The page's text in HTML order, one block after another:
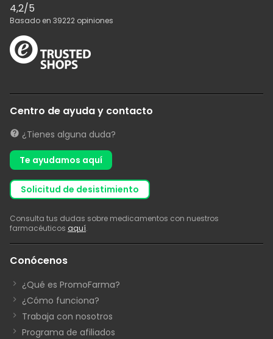
4,2/5
Basado en 39222 opiniones
Centro de ayuda y contacto
¿Tienes alguna duda?
Te ayudamos aquí
solicitud de desistimiento
Consulta tus dudas sobre medicamentos con nuestros
farmacéuticos aquí.
Conócenos
¿Qué es PromoFarma?
¿Cómo funciona?
Trabaja con nosotros
Programa de afiliados